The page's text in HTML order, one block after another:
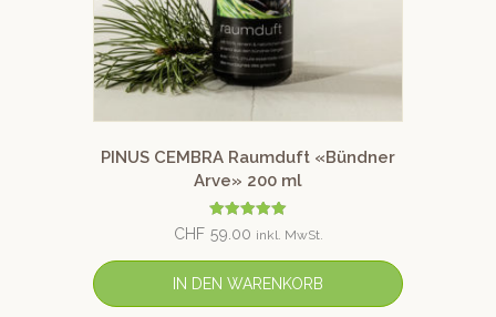
PINUS CEMBRA Raumduft «Bündner
Arve» 200 ml
Bewertet mit
5.00
CHF 59.00 inkl. MwSt.
IN DEN WARENKORB